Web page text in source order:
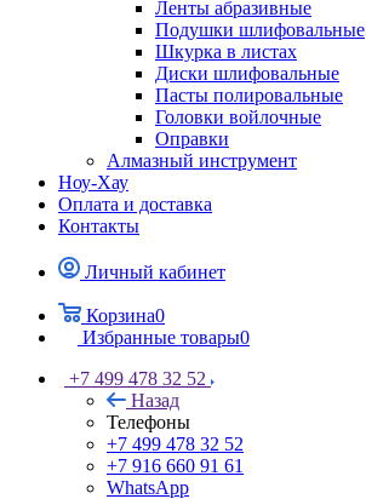
Ленты абразивные
Подушки шлифовальные
Шкурка в листах
Диски шлифовальные
Пасты полировальные
Головки войлочные
Оправки
Алмазный инструмент
Ноу-Хау
Оплата и доставка
Контакты
Личный кабинет
Корзина0
Избранные товары0
+7 499 478 32 52
Назад
Телефоны
+7 499 478 32 52
+7 916 660 91 61
WhatsApp